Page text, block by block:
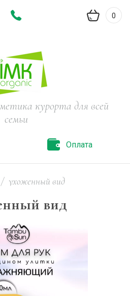
0
курорта для всей
семьи
Оплата
/ ухоженный вид
вид